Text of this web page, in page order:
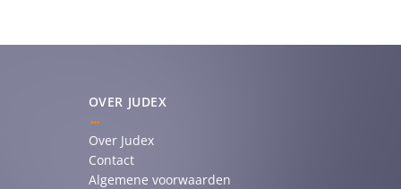
OVER JUDEX
Over Judex
Contact
Algemene voorwaarden